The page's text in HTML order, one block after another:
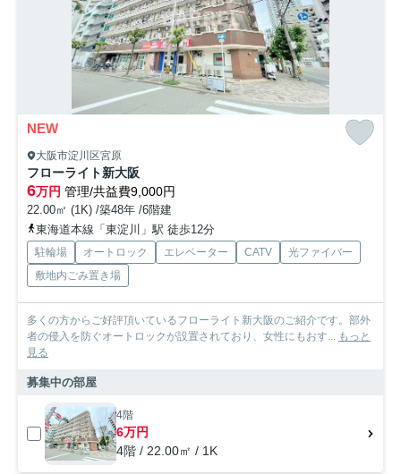
NEW
大阪市淀川区宮原
フローライト新大阪
6万円 管理/共益費9,000円
22.00㎡ (1K) /築48年 /6階建
東海道本線「東淀川」駅 徒歩12分
駐輪場 オートロック エレベーター CATV
光ファイバー
敷地内ごみ置き場
多くの方からご好評頂いているフローライト新大阪のご紹介です。部外
者の侵入を防ぐオートロックが設置されており、女性にもおす... もっと
見る
募集中の部屋
4階
6万円
4階 / 22.00㎡ / 1K